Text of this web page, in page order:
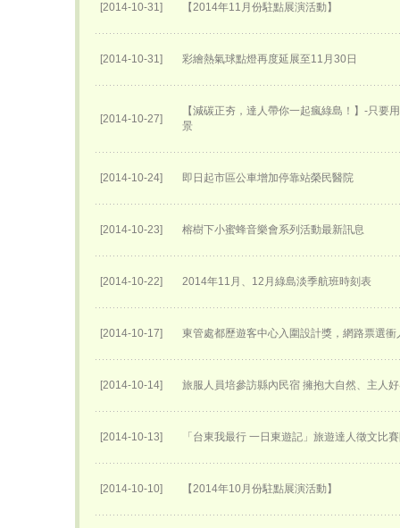
[2014-10-31] 【2014年11月份駐點展演活動】
[2014-10-31] 彩繪熱氣球點燈再度延展至11月30日
[2014-10-27]
【減碳正夯，達人帶你一起瘋綠島！】-只要
景
[2014-10-24] 即日起市區公車增加停靠站榮民醫院
[2014-10-23] 榕樹下小蜜蜂音樂會系列活動最新訊息
[2014-10-22] 2014年11月、12月綠島淡季航班時刻表
[2014-10-17] 東管處都歷遊客中心入圍設計獎，網路票選衝
[2014-10-14] 旅服人員培參訪縣內民宿 擁抱大自然、主人
[2014-10-13] 「台東我最行 一日東遊記」旅遊達人徵文比
[2014-10-10] 【2014年10月份駐點展演活動】